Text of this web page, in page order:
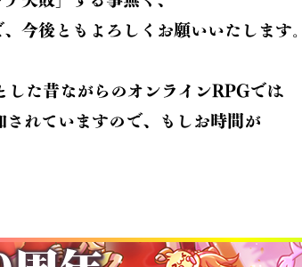
今後ともよろしくお願いいたします。
した昔ながらのオンラインRPGでは
れていますので、もしお時間が